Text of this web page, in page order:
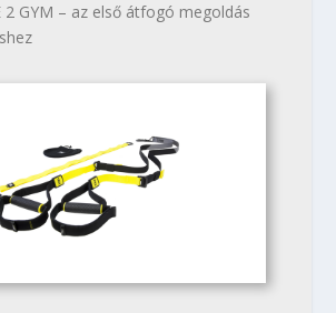
2 GYM – az első átfogó megoldás